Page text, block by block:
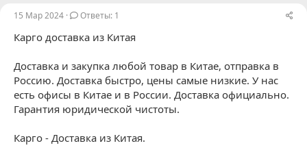
з
д
15 Мар 2024 Ответы: 1
Карго доставка из Китая
Доставка и закупка любой товар в Китае, отправка в
Россию. Доставка быстро, цены самые низкие. У нас
есть офисы в Китае и в России. Доставка официально.
Гарантия юридической чистоты.
Карго - Доставка из Китая.